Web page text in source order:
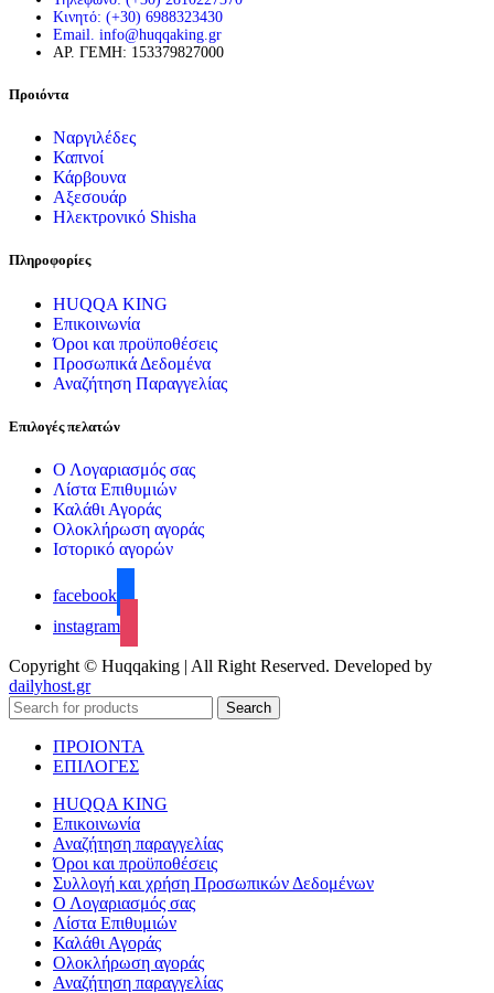
Κινητό: (+30) 6988323430
Email. info@huqqaking.gr
ΑΡ. ΓΕΜΗ: 153379827000
Προιόντα
Ναργιλέδες
Καπνοί
Κάρβουνα
Αξεσουάρ
Ηλεκτρονικό Shisha
Πληροφορίες
HUQQA KING
Επικοινωνία
Όροι και προϋποθέσεις
Προσωπικά Δεδομένα
Αναζήτηση Παραγγελίας
Επιλογές πελατών
Ο Λογαριασμός σας
Λίστα Επιθυμιών
Καλάθι Αγοράς
Ολοκλήρωση αγοράς
Ιστορικό αγορών
facebook
instagram
Copyright © Huqqaking | All Right Reserved. Developed by
dailyhost.gr
Search
ΠΡΟΙΟΝΤΑ
ΕΠΙΛΟΓΕΣ
HUQQA KING
Επικοινωνία
Αναζήτηση παραγγελίας
Όροι και προϋποθέσεις
Συλλογή και χρήση Προσωπικών Δεδομένων
Ο Λογαριασμός σας
Λίστα Επιθυμιών
Καλάθι Αγοράς
Ολοκλήρωση αγοράς
Αναζήτηση παραγγελίας